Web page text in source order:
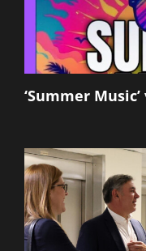
‘Summer